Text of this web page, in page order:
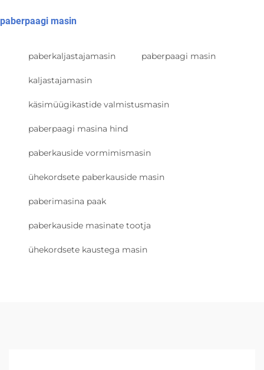
paberpaagi masin
paberkaljastajamasin paberpaagi masin
kaljastajamasin
käsimüügikastide valmistusmasin
paberpaagi masina hind
paberkauside vormimismasin
ühekordsete paberkauside masin
paberimasina paak
paberkauside masinate tootja
ühekordsete kaustega masin